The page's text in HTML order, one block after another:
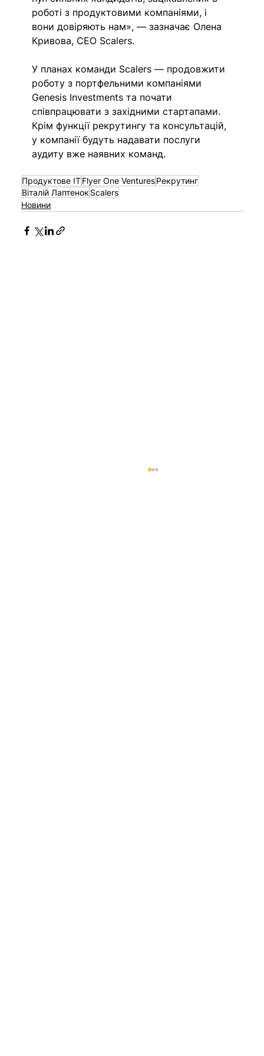
роботі з продуктовими компаніями, і
вони довіряють нам», — зазначає Олена
Кривова, CEO Scalers.
У планах команди Scalers — продовжити
роботу з портфельними компаніями
Genesis Investments та почати
співпрацювати з західними стартапами.
Крім функції рекрутингу та консультацій,
у компанії будуть надавати послуги
аудиту вже наявних команд.
Продуктове ІТFlyer One VenturesРекрутинг
Віталій Лаптенок Scalers
Новини